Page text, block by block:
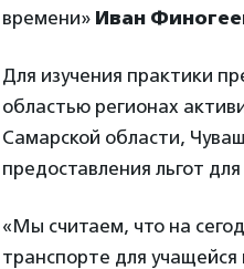
времени» Иван
Для изучения практики
областью регионах
Самарской области,
предоставления льгот
«Мы считаем, что на
транспорте для